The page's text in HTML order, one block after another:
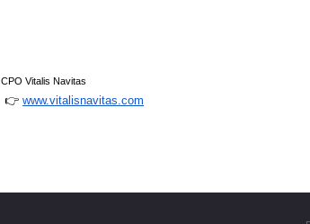
CPO Vitalis Navitas
👉 www.vitalisnavitas.com